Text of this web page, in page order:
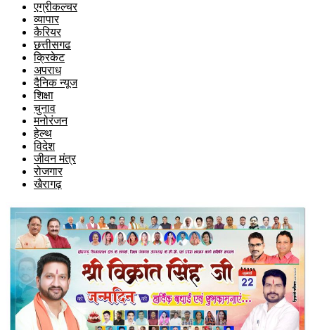
एग्रीकल्चर
व्यापार
कैरियर
छत्तीसगढ
क्रिकेट
अपराध
दैनिक न्यूज
शिक्षा
चुनाव
मनोरंजन
हेल्थ
विदेश
जीवन मंत्र
रोजगार
खैरागढ़